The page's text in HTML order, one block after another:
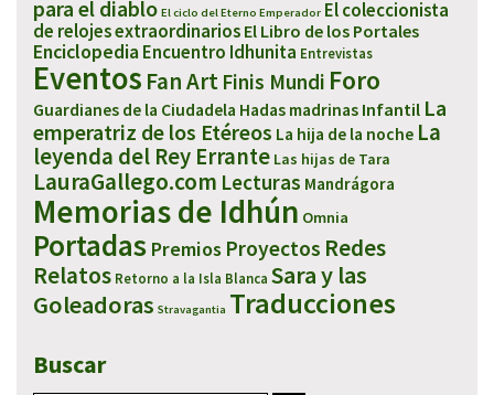
para el diablo El ciclo del Eterno Emperador El coleccionista
de relojes extraordinarios El Libro de los Portales
Enciclopedia Encuentro Idhunita Entrevistas
Eventos Fan Art Finis Mundi Foro
Guardianes de la Ciudadela Hadas madrinas Infantil La
emperatriz de los Etéreos La hija de la noche La
leyenda del Rey Errante Las hijas de Tara
LauraGallego.com Lecturas Mandrágora
Memorias de Idhún Omnia
Portadas Premios Proyectos Redes
Relatos Retorno a la Isla Blanca Sara y las
Goleadoras Stravagantia Traducciones
Buscar